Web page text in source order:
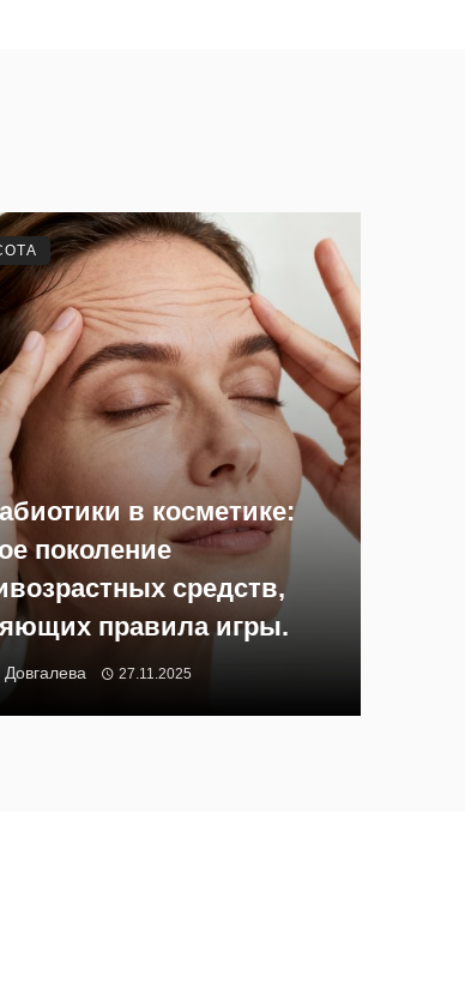
в косметике:
поколение
средств,
правила игры.
27.11.2025